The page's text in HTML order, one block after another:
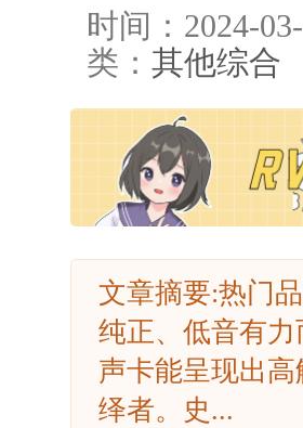
时间：2024-
类： 其他综合
文章摘要:热门
纯正、低音有
声卡能呈现出
绎者。史...